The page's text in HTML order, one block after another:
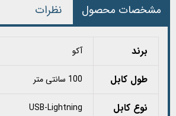
مشخصات محصول نظرات
برند آکو
طول کابل 100 سانتی متر
نوع کابل USB-Lightning